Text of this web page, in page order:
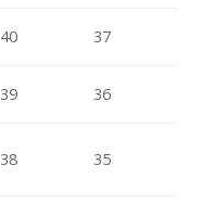
40 37
39 36
38 35